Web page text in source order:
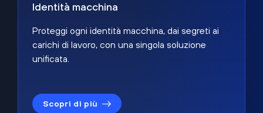
Identità macchina
Proteggi ogni identità macchina, dai segreti ai
carichi di lavoro, con una singola soluzione
unificata.
Scopri di più